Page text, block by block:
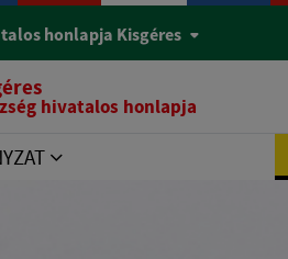
honlapja Kisgéres
hivatalos honlapja